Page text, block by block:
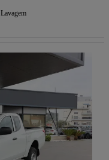
Lavagem